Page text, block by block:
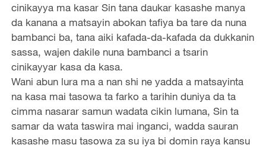
cinikayya ma kasar Sin tana daukar kasashe manya
da kanana a matsayin abokan tafiya ba tare da nuna
bambanci ba, tana aiki kafada-da-kafada da dukkanin
sassa, wajen dakile nuna bambanci a tsarin
cinikayyar kasa da kasa.
Wani abun lura ma a nan shi ne yadda a matsayinta
na kasa mai tasowa ta farko a tarihin duniya da ta
cimma nasarar samun wadata cikin lumana, Sin ta
samar da wata taswira mai inganci, wadda sauran
kasashe masu tasowa za su iya bi domin raya kansu